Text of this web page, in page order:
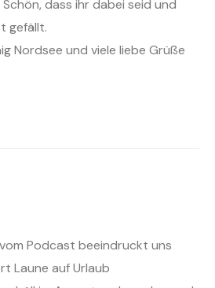
Schön, dass ihr dabei seid und
gefällt.
Nordsee und viele liebe Grüße
Podcast beeindruckt uns
Laune auf Urlaub